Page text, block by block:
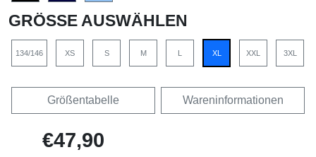
GRÖSSE AUSWÄHLEN
134/146 XS S M XL XXL 3XL
Größentabelle Wareninformationen
€47,90